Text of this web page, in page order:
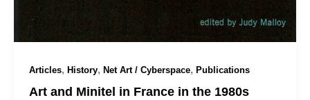
Articles, History, Net Art / Cyberspace, Publications
Art and Minitel in France in the 1980s